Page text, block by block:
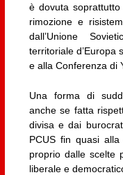
è dovuta
rimozione e
dall’Unione
territoriale d’Europa
e alla Conferenza di
Una forma di
anche se fatta
divisa e dai
PCUS fin quasi
proprio dalle scelte
liberale e